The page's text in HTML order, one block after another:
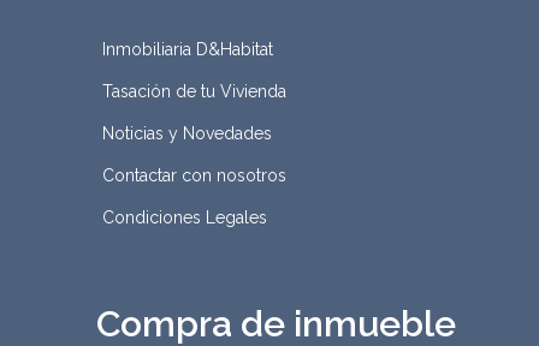
Inmobiliaria D&Habitat
Tasación de tu Vivienda
Noticias y Novedades
Contactar con nosotros
Condiciones Legales
Compra de inmueble